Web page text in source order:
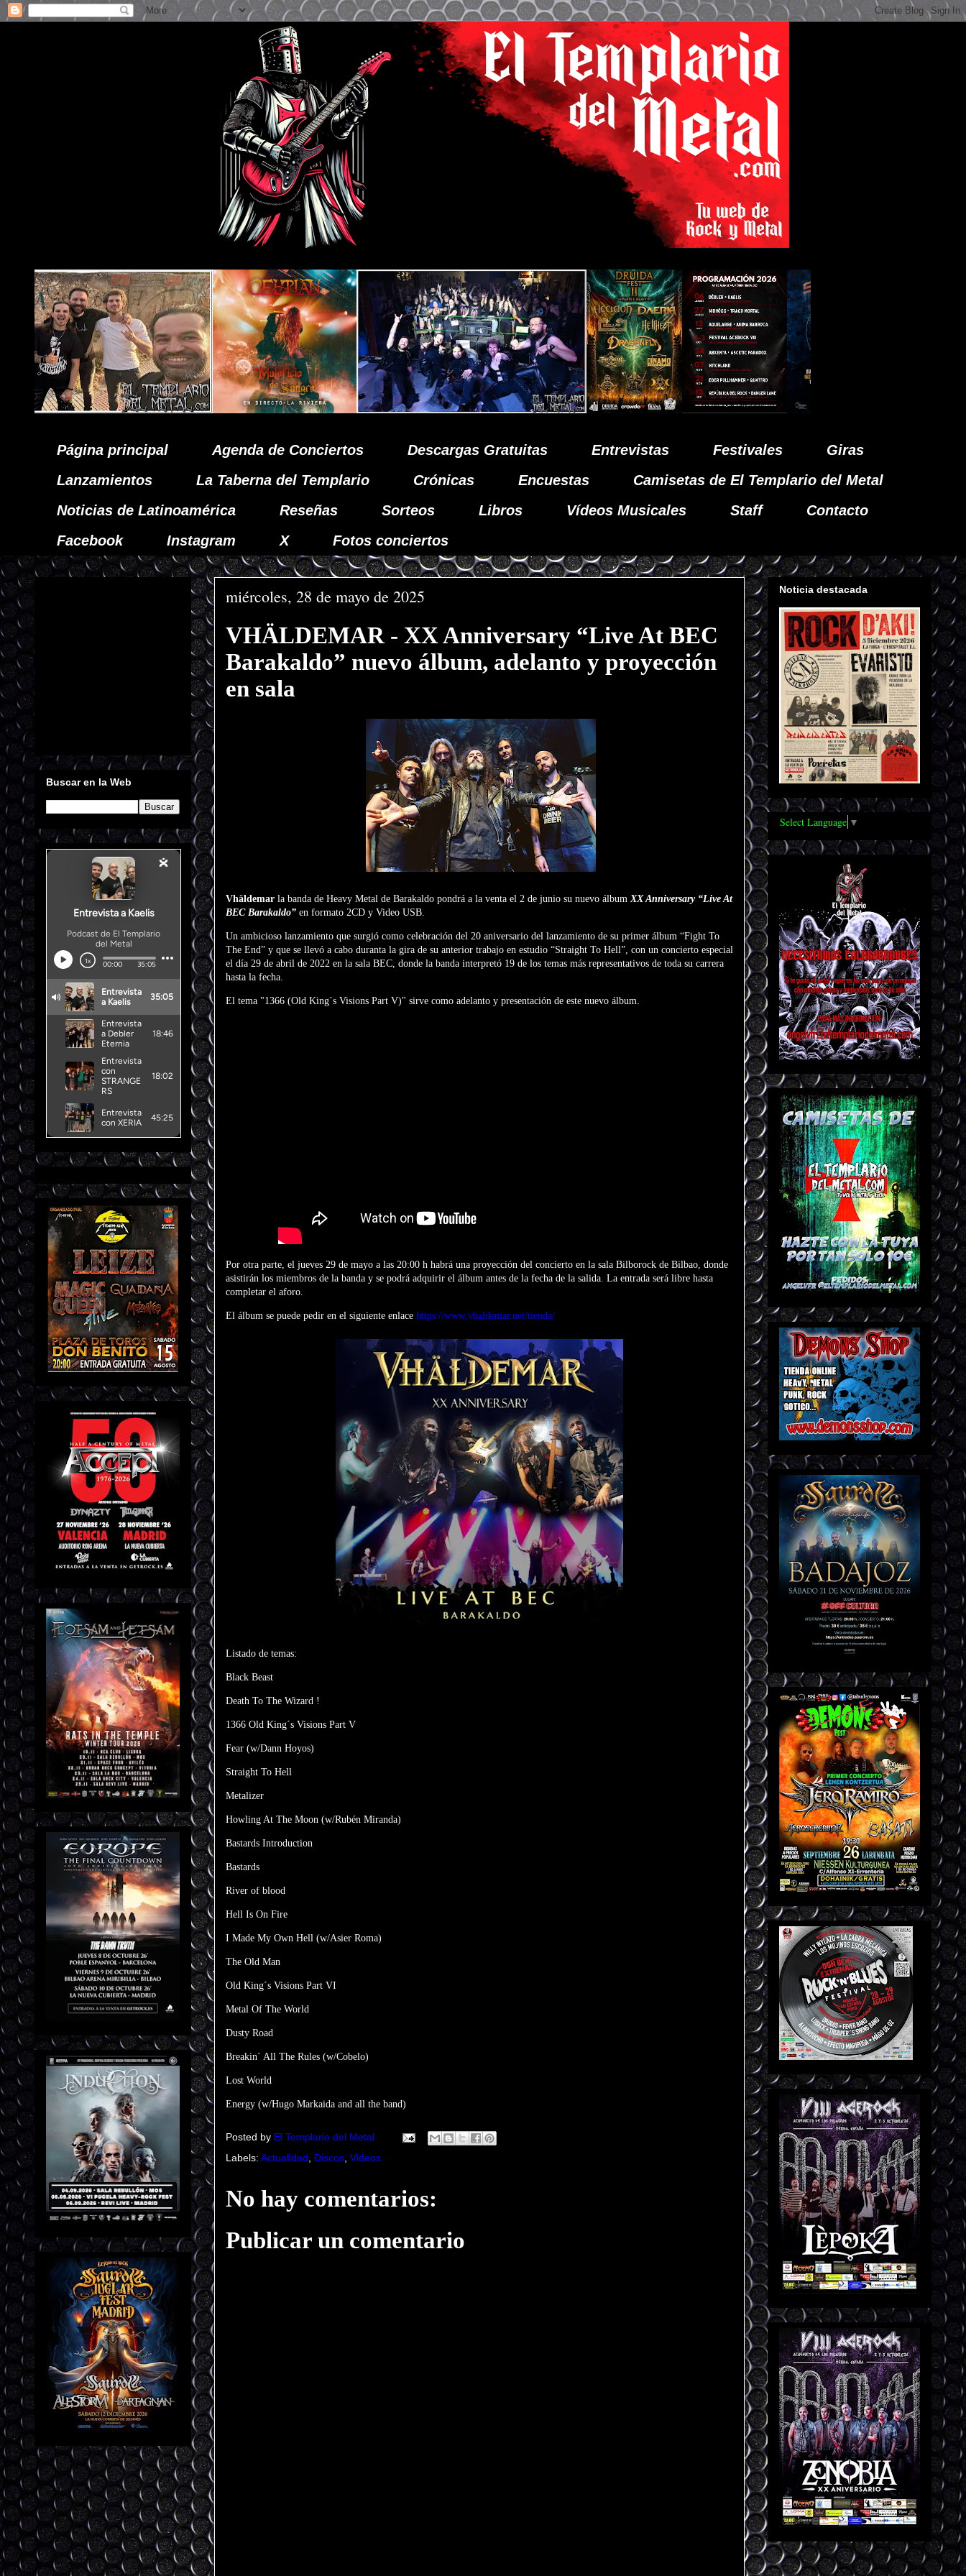
Página principal Agenda de Conciertos Descargas Gratuitas Entrevistas Festivales
Giras
Lanzamientos
La Taberna del Templario Crónicas Encuestas
Camisetas de El Templario del Metal
Noticias de Latinoamérica
Reseñas Sorteos Libros Vídeos Musicales Staff
Contacto
Facebook
Instagram X Fotos conciertos
miércoles, 28 de mayo de 2025
VHÄLDEMAR - XX Anniversary “Live At BEC
Barakaldo” nuevo álbum, adelanto y proyección
en sala
Vhäldemar la banda de Heavy Metal de Barakaldo pondrá a la venta el 2 de junio su nuevo álbumXX Anniversary “Live At
BEC Barakaldo” en formato 2CD y Video USB.
Un ambicioso lanzamiento que surgió como celebración del 20 aniversario del lanzamiento de su primer álbum “Fight To
The End” y que se llevó a cabo duranta la gira de su anterior trabajo en estudio “Straight To Hell”, con un concierto especial
el día 29 de abril de 2022 en la sala BEC, donde la banda interpretó 19 de los temas más representativos de toda su carrera
hasta la fecha.
El tema "1366 (Old King´s Visions Part V)" sirve como adelanto y presentación de este nuevo álbum
Por otra parte, el jueves 29 de mayo a las 20:00 h habrá una proyección del concierto en la sala Bilborock de Bilbao, donde
asistirán los miembros de la banda y se podrá adquirir el álbum antes de la fecha de la salida. La entrada será libre hasta
completar el aforo.
El álbum se puede pedir en el siguiente enlace https://www.vhaldemar.net/tienda/
Listado de temas:
Black Beast
Death To The Wizard !
1366 Old King´s Visions Part V
Fear (w/Dann Hoyos)
Straight To Hell
Metalizer
Howling At The Moon (w/Rubén Miranda)
Bastards Introduction
Bastards
River of blood
Hell Is On Fire
I Made My Own Hell (w/Asier Roma)
The Old Man
Old King´s Visions Part VI
Metal Of The World
Dusty Road
Breakin´ All The Rules (w/Cobelo)
Lost World
Energy (w/Hugo Markaida and all the band)
Posted by El Templario del Metal
Labels: Actualidad Discos Videos
No hay comentarios:
Publicar un comentario
Buscar en la Web
Noticia destacada
Select Language ▼